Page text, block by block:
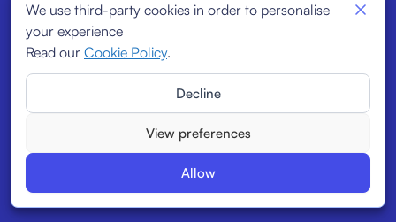
We use third-party cookies in order to personalise
your experience
Read our Cookie Policy.
Allow
Decline
View preferences
Potenciais signatários
Indicadores estruturais
© 2025 Transparency Centre. All rights reserved.